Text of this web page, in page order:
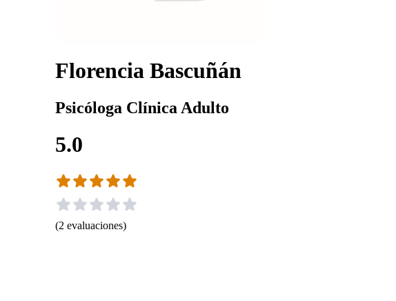
Florencia Bascuñán
Psicóloga Clínica Adulto
5.0
(2 evaluaciones)